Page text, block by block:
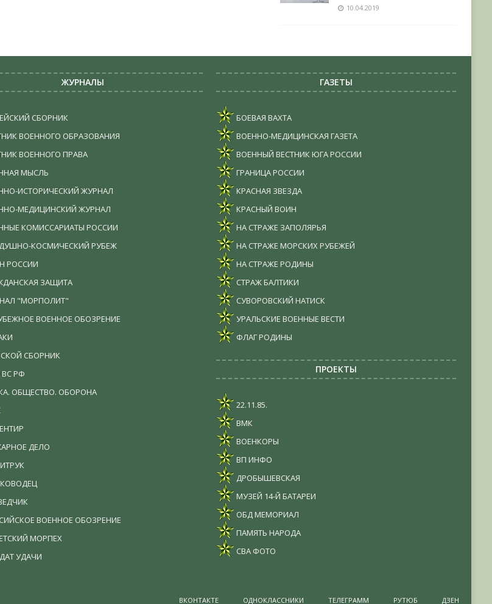
10.04.2019
ЖУРНАЛЫ
СБОРНИК
ВОЕННОГО ОБРАЗОВАНИЯ
ВОЕННОГО ПРАВА
МЫСЛЬ
ИСТОРИЧЕСКИЙ ЖУРНАЛ
МЕДИЦИНСКИЙ ЖУРНАЛ
КОМИССАРИАТЫ РОССИИ
КОСМИЧЕСКИЙ РУБЕЖ
РОССИИ
ЗАЩИТА
"МОРПОЛИТ"
ВОЕННОЕ ОБОЗРЕНИЕ
СБОРНИК
РФ
ОБЩЕСТВО. ОБОРОНА
ДЕЛО
ВОЕННОЕ ОБОЗРЕНИЕ
МОРПЕХ
УДАЧИ
ГАЗЕТЫ
БОЕВАЯ ВАХТА
ВОЕННО-МЕДИЦИНСКАЯ ГАЗЕТА
ВОЕННЫЙ ВЕСТНИК ЮГА РОССИИ
ГРАНИЦА РОССИИ
КРАСНАЯ ЗВЕЗДА
КРАСНЫЙ ВОИН
НА СТРАЖЕ ЗАПОЛЯРЬЯ
НА СТРАЖЕ МОРСКИХ РУБЕЖЕЙ
НА СТРАЖЕ РОДИНЫ
СТРАЖ БАЛТИКИ
СУВОРОВСКИЙ НАТИСК
УРАЛЬСКИЕ ВОЕННЫЕ ВЕСТИ
ФЛАГ РОДИНЫ
ПРОЕКТЫ
22.11.85.
ВМК
ВОЕНКОРЫ
ВП ИНФО
ДРОБЫШЕВСКАЯ
МУЗЕЙ 14-Й БАТАРЕИ
ОБД МЕМОРИАЛ
ПАМЯТЬ НАРОДА
СВА ФОТО
ВКОНТАКТЕ ОДНОКЛАССНИКИ ТЕЛЕГРАММ РУТЮБ ДЗЕН